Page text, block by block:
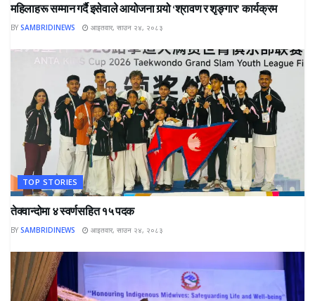
महिलाहरू सम्मान गर्दै इसेवाले आयोजना गर्‍यो ‘श्रावण र शृङ्गार’ कार्यक्रम
BY SAMBRIDINEWS आइतवार, साउन २४, २०८३
TOP STORIES
तेक्वान्दोमा ४ स्वर्णसहित १५ पदक
BY SAMBRIDINEWS आइतवार, साउन २४, २०८३